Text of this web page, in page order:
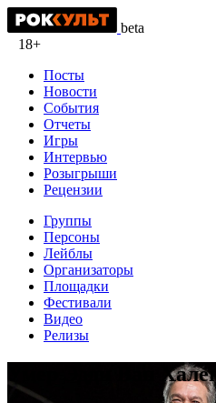
beta
18+
Посты
Новости
События
Отчеты
Игры
Интервью
Розыгрыши
Рецензии
Группы
Персоны
Лейблы
Организаторы
Площадки
Фестивали
Видео
Релизы
Умер Эдди Ван Хален